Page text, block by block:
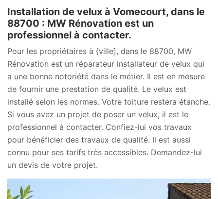
Installation de velux à Vomecourt, dans le
88700 : MW Rénovation est un
professionnel à contacter.
Pour les propriétaires à {ville], dans le 88700, MW
Rénovation est un réparateur installateur de velux qui
a une bonne notoriété dans le métier. Il est en mesure
de fournir une prestation de qualité. Le velux est
installé selon les normes. Votre toiture restera étanche.
Si vous avez un projet de poser un velux, il est le
professionnel à contacter. Confiez-lui vos travaux
pour bénéficier des travaux de qualité. Il est aussi
connu pour ses tarifs très accessibles. Demandez-lui
un devis de votre projet.